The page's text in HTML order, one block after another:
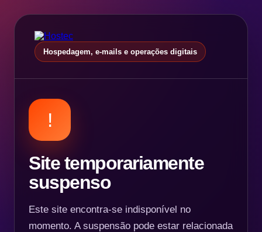
Hospedagem, e-mails e operações digitais
!
Site temporariamente
suspenso
Este site encontra-se indisponível no
momento. A suspensão pode estar relacionada